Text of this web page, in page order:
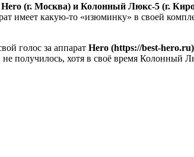
Hero (г. Москва) и Колонный Люкс-5 (г.
имеет какую-то «изюминку» в своей
голос за аппарат Hero (https://best-hero.ru)
получилось, хотя в своё время